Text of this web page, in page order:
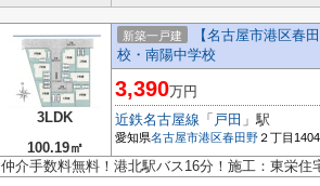
3LDK
100.19㎡
新築一戸建
【名古屋市港区春
校・南陽中学校
3,390万円
近鉄名古屋線 「 戸田 」駅
愛知県名古屋市港区春田野 ２丁目
仲介手数料無料！港北駅バス16分！施工：東栄